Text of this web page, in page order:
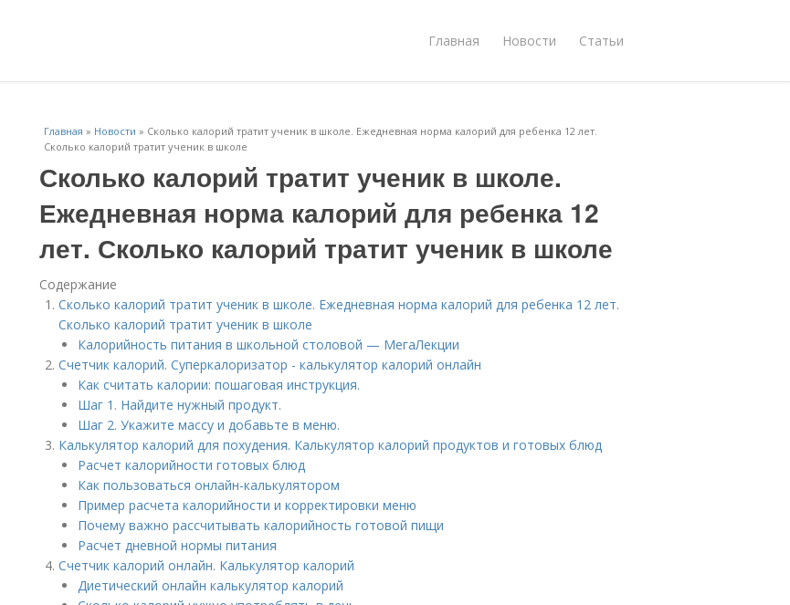
Главная Новости Статьи
Главная » Новости » Сколько калорий тратит ученик в школе. Ежедневная норма калорий для ребенка 12 лет.
Сколько калорий тратит ученик в школе
Сколько калорий тратит ученик в школе.
Ежедневная норма калорий для ребенка 12
лет. Сколько калорий тратит ученик в школе
Содержание
Сколько калорий тратит ученик в школе. Ежедневная норма калорий для ребенка 12 лет.
Сколько калорий тратит ученик в школе
Калорийность питания в школьной столовой — МегаЛекции
Счетчик калорий. Суперкалоризатор - калькулятор калорий онлайн
Как считать калории: пошаговая инструкция.
Шаг 1. Найдите нужный продукт.
Шаг 2. Укажите массу и добавьте в меню.
Калькулятор калорий для похудения. Калькулятор калорий продуктов и готовых блюд
Расчет калорийности готовых блюд
Как пользоваться онлайн-калькулятором
Пример расчета калорийности и корректировки меню
Почему важно рассчитывать калорийность готовой пищи
Расчет дневной нормы питания
Счетчик калорий онлайн. Калькулятор калорий
Диетический онлайн калькулятор калорий